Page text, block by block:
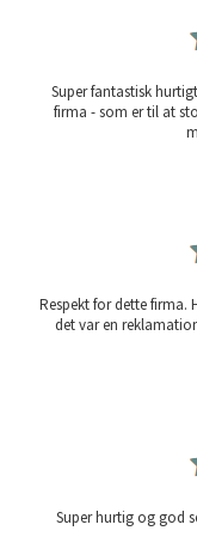
Super fantastisk
firma - som er til at
Respekt for dette firma.
det var en
Super hurtig og god